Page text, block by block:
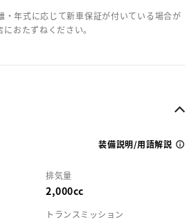
年式に応じて新車保証が付いている場合が
おたずねください。
装備説明/用語解説
排気量
2,000cc
トランスミッション